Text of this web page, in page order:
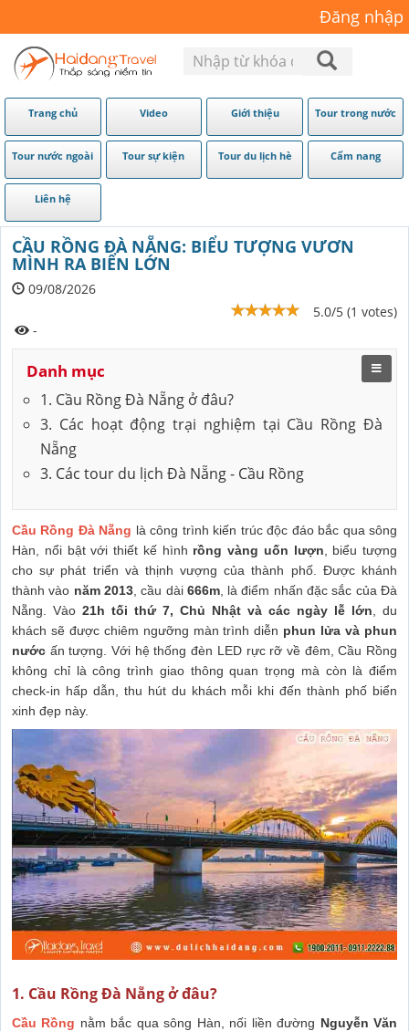
Đăng nhập
Trang chủ Video Giới thiệu Tour trong nước
Tour nước ngoài Tour sự kiện Tour du lịch hè Cẩm nang
Liên hệ
CẦU RỒNG ĐÀ NẴNG: BIỂU TƯỢNG VƯƠN
MÌNH RA BIỂN LỚN
09/08/2026
5.0/5 (1 votes)
-
Danh mục
1. Cầu Rồng Đà Nẵng ở đâu?
3. Các hoạt động trại nghiệm tại Cầu Rồng Đà
Nẵng
3. Các tour du lịch Đà Nẵng - Cầu Rồng
Cầu Rồng Đà Nẵng là công trình kiến trúc độc đáo bắc qua sông
Hàn, nổi bật với thiết kế hình rồng vàng uốn lượn , biểu tượng
cho sự phát triển và thịnh vượng của thành phố. Được khánh
thành vào năm 2013, cầu dài 666m, là điểm nhấn đặc sắc của Đà
Nẵng. Vào 21h tối thứ 7, Chủ Nhật và các ngày lễ lớn , du
khách sẽ được chiêm ngưỡng màn trình diễn phun lửa và phun
nước ấn tượng. Với hệ thống đèn LED rực rỡ về đêm, Cầu Rồng
không chỉ là công trình giao thông quan trọng mà còn là điểm
check-in hấp dẫn, thu hút du khách mỗi khi đến thành phố biển
xinh đẹp này.
1. Cầu Rồng Đà Nẵng ở đâu?
Cầu Rồng nằm bắc qua sông Hàn, nối liền đường Nguyễn Văn